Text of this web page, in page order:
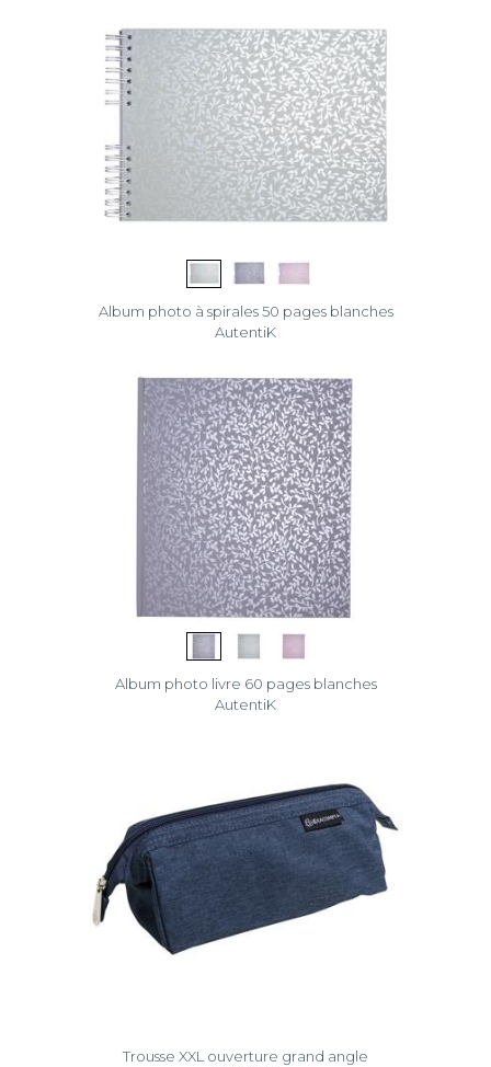
Album photo à spirales 50 pages blanches
AutentiK
Album photo livre 60 pages blanches
AutentiK
Trousse XXL ouverture grand angle